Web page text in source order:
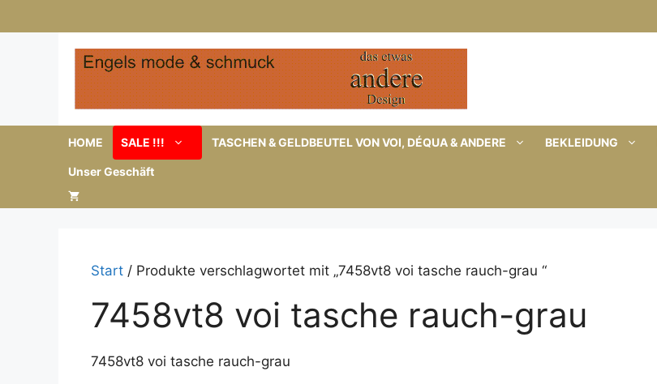
Inhalt
HOME SALE !!! TASCHEN & GELDBEUTEL VON VOI, DÉQUA & ANDERE BEKLEIDUNG
Unser Geschäft
Start / Produkte verschlagwortet mit „7458vt8 voi tasche rauch-grau “
7458vt8 voi tasche rauch-grau
7458vt8 voi tasche rauch-grau